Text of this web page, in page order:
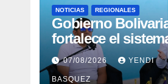
NOTICIAS REGIONALES
Gobierno
fortalece el
salud en Aragua
reinauguración
07/08/2026 YENDI
BASQUEZ